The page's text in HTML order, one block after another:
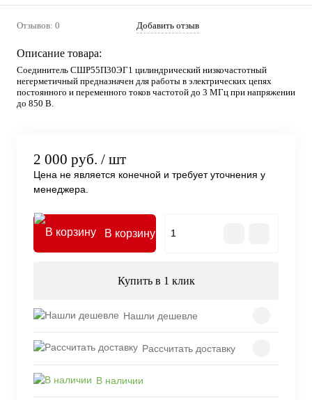
Отзывов: 0 Добавить отзыв
Описание товара:
Соединитель СШР55П30ЭГ1 цилиндрический низкочастотный
негерметичный предназначен для работы в электрических цепях
постоянного и переменного токов частотой до 3 МГц при напряжении
до 850 В.
2 000 руб. / шт
Цена не является конечной и требует уточнения у
менеджера.
В корзину
Купить в 1 клик
Нашли дешевле
Рассчитать доставку
В наличии